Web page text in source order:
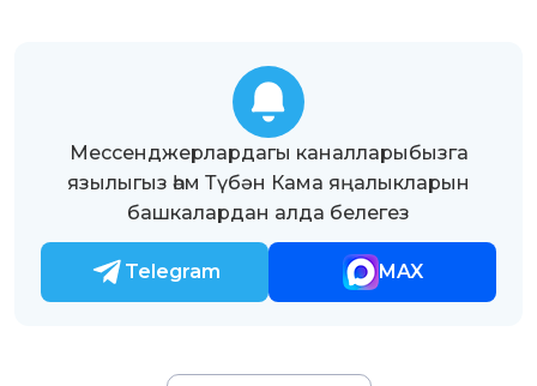
Мессенджерлардагы каналларыбызга
язылыгыз һәм Түбән Кама яңалыкларын
башкалардан алда белегез
Telegram MAX